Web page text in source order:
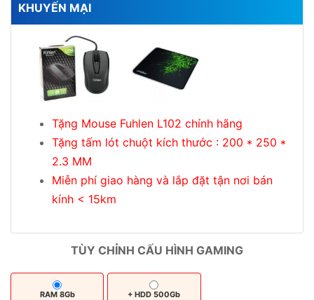
KHUYẾN MẠI
Tặng Mouse Fuhlen L102 chính hãng
Tặng tấm lót chuột kích thước : 200 * 250 *
2.3 MM
Miễn phí giao hàng và lắp đặt tận nơi bán
kính < 15km
TÙY CHỈNH CẤU HÌNH GAMING
RAM 8Gb + HDD 500Gb